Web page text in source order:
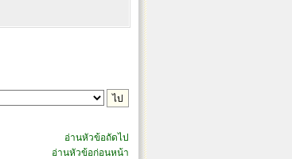
อ่านหัวข้อถัดไป
อ่านหัวข้อก่อนหน้า